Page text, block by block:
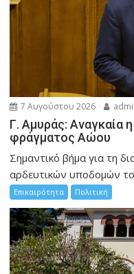
7 Αυγούστου 2026
Γ. Αμυράς: Αναγκαία
φράγματος Αώου
Σημαντικό βήμα για τη
αρδευτικών υποδομών
Επικαιρότητα Πολιτική